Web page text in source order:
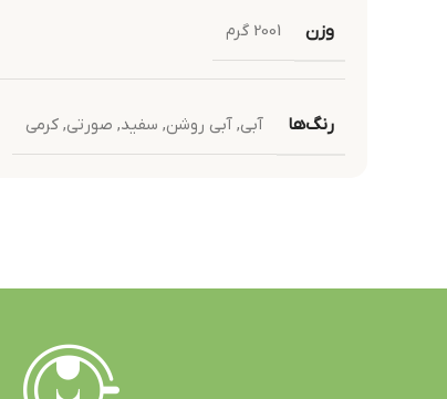
وزن 2001 گرم
رنگ‌ها آبی, آبی روشن, سفید, صورتی, کرمی